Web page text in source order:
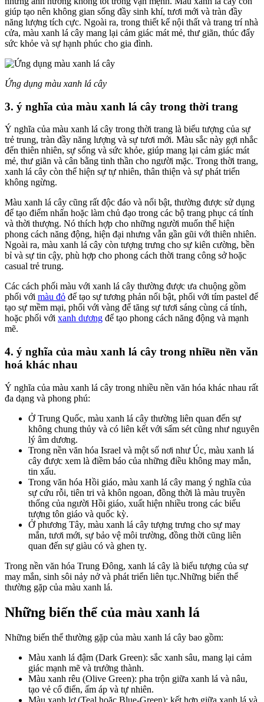
giúp tạo nên không gian sống đầy sinh khí, tươi mới và tràn đầy
năng lượng tích cực. Ngoài ra, trong thiết kế nội thất và trang trí nhà
cửa, màu xanh lá cây mang lại cảm giác mát mẻ, thư giãn, thúc đẩy
sức khỏe và sự hạnh phúc cho gia đình.
Ứng dụng màu xanh lá cây
3. ý nghĩa của màu xanh lá cây trong thời trang
Ý nghĩa của màu xanh lá cây trong thời trang là biểu tượng của sự
trẻ trung, tràn đầy năng lượng và sự tươi mới. Màu sắc này gợi nhắc
đến thiên nhiên, sự sống và sức khỏe, giúp mang lại cảm giác mát
mẻ, thư giãn và cân bằng tinh thần cho người mặc. Trong thời trang,
xanh lá cây còn thể hiện sự tự nhiên, thân thiện và sự phát triển
không ngừng.
Màu xanh lá cây cũng rất độc đáo và nổi bật, thường được sử dụng
để tạo điểm nhấn hoặc làm chủ đạo trong các bộ trang phục cá tính
và thời thượng. Nó thích hợp cho những người muốn thể hiện
phong cách năng động, hiện đại nhưng vẫn gần gũi với thiên nhiên.
Ngoài ra, màu xanh lá cây còn tượng trưng cho sự kiên cường, bền
bỉ và sự tin cậy, phù hợp cho phong cách thời trang công sở hoặc
casual trẻ trung.
Các cách phối màu với xanh lá cây thường được ưa chuộng gồm
phối với màu đỏ để tạo sự tương phản nổi bật, phối với tím pastel để
tạo sự mềm mại, phối với vàng để tăng sự tươi sáng cùng cá tính,
hoặc phối với xanh dương để tạo phong cách năng động và mạnh
mẽ.
4. ý nghĩa của màu xanh lá cây trong nhiều nền văn
hoá khác nhau
Ý nghĩa của màu xanh lá cây trong nhiều nền văn hóa khác nhau rất
đa dạng và phong phú:
Ở Trung Quốc, màu xanh lá cây thường liên quan đến sự
không chung thủy và có liên kết với sấm sét cũng như nguyên
lý âm dương.
Trong nền văn hóa Israel và một số nơi như Úc, màu xanh lá
cây được xem là điềm báo của những điều không may mắn,
tin xấu.
Trong văn hóa Hồi giáo, màu xanh lá cây mang ý nghĩa của
sự cứu rỗi, tiên tri và khôn ngoan, đồng thời là màu truyền
thống của người Hồi giáo, xuất hiện nhiều trong các biểu
tượng tôn giáo và quốc kỳ.
Ở phương Tây, màu xanh lá cây tượng trưng cho sự may
mắn, tươi mới, sự bảo vệ môi trường, đồng thời cũng liên
quan đến sự giàu có và ghen tỵ.
Trong nền văn hóa Trung Đông, xanh lá cây là biểu tượng của sự
may mắn, sinh sôi nảy nở và phát triển liên tục.Những biến thể
thường gặp của màu xanh lá.
Những biến thể của màu xanh lá
Những biến thể thường gặp của màu xanh lá cây bao gồm:
Màu xanh lá đậm (Dark Green): sắc xanh sâu, mang lại cảm
giác mạnh mẽ và trưởng thành.
Màu xanh rêu (Olive Green): pha trộn giữa xanh lá và nâu,
tạo vẻ cổ điển, ấm áp và tự nhiên.
Màu xanh lơ (Teal hoặc Blue-Green): kết hợp giữa xanh lá và